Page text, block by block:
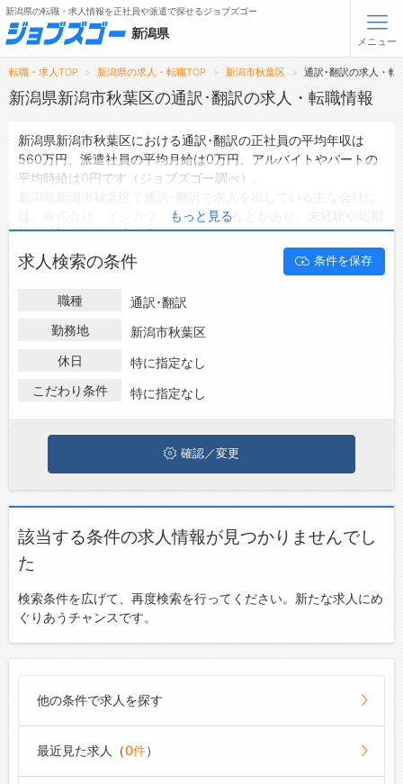
無料会員登録 ログイン
メニュー
トップ
転職支援サービスについて
転職ノウハウ(応募書類の書き方・面接対策など)
ジョブズゴーについて
会社概要
新潟県の転職・求人情報を正社員や派遣で探せるジョブズゴー
新潟県
メニュー
転職・求人TOP 新潟県の求人・転職TOP 新潟市秋葉区 通訳･翻訳の求人・転
新潟県新潟市秋葉区の通訳･翻訳の求人・転職情報
新潟県新潟市秋葉区における通訳･翻訳の正社員の平均年収は
560万円、派遣社員の平均月給は0万円、アルバイトやパートの
平均時給は0円です（ジョブズゴー調べ）。
株式会社 イシカワ 介護事業部
等ご希望の条件で絞り込みができます。
新潟県新潟市秋葉区の地域密着型の求人サイトであるジョブズゴ
ーでは新潟県新潟市秋葉区の求人情報を1件取り扱っており、そ
正社員の求人
パートの求人
は0件です。
ハローワークにはない求人も多数扱っており、転職だけでなく、
新潟市秋葉区で通訳･翻訳の求人・転職情報を探している方は、
ぜひ興味のある職種に応募してみてくださいね。
もっと見る
求人検索の条件 条件を保存
職種
通訳･翻訳
勤務地
新潟市秋葉区
休日
特に指定なし
こだわり条件
特に指定なし
確認／変更
該当する条件の求人情報が見つかりませんでし
た
検索条件を広げて、再度検索を行ってください。新たな求人にめ
ぐりあうチャンスです。
他の条件で求人を探す
最近見た求人（0件）